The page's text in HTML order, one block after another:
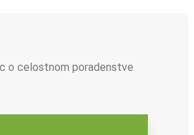
o celostnom poradenstve